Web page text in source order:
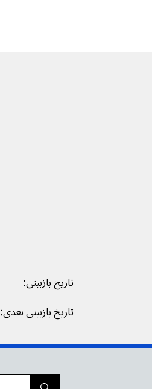
تاریخ بازبینی:
تاریخ بازبینی بعدی: